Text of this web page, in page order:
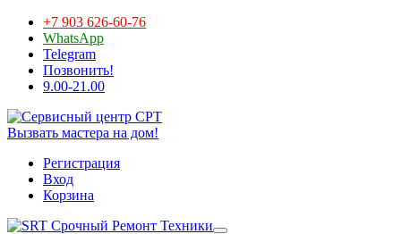
+7 903 626-60-76
WhatsApp
Telegram
Позвонить!
9.00-21.00
Вызвать мастера на дом!
Регистрация
Вход
Корзина
Срочный Ремонт Техники